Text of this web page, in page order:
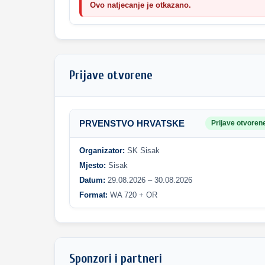
Ovo natjecanje je otkazano.
Prijave otvorene
PRVENSTVO HRVATSKE Prijave
Organizator: SK Sisak
Mjesto: Sisak
Datum: 29.08.2026 – 30.08.2026
Format: WA 720 + OR
Sponzori i partneri